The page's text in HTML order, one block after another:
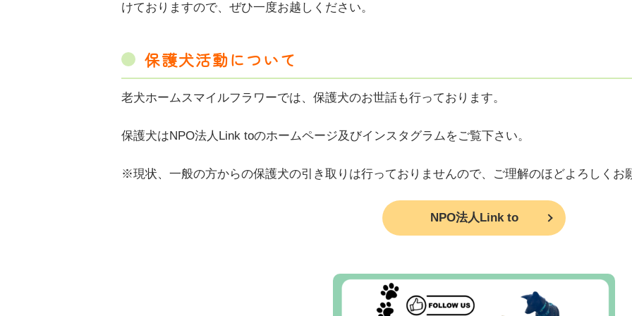
けておりますので、ぜひ一度お越しください。
保護犬活動について
老犬ホームスマイルフラワーでは、保護犬のお世話も行っております。
保護犬はNPO法人Link toのホームページ及びインスタグラムをご覧下さい。
※現状、一般の方からの保護犬の引き取りは行っておりませんので、ご理解のほどよろしくお
NPO法人Link to